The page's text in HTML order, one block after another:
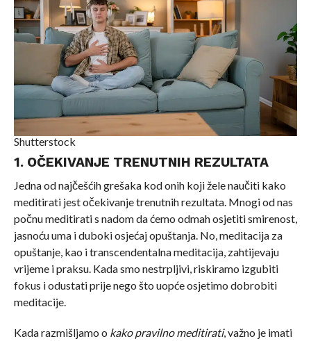
Shutterstock
1. OČEKIVANJE TRENUTNIH REZULTATA
Jedna od najčešćih grešaka kod onih koji žele naučiti kako
meditirati jest očekivanje trenutnih rezultata. Mnogi od nas
počnu meditirati s nadom da ćemo odmah osjetiti smirenost,
jasnoću uma i duboki osjećaj opuštanja. No, meditacija za
opuštanje, kao i transcendentalna meditacija, zahtijevaju
vrijeme i praksu. Kada smo nestrpljivi, riskiramo izgubiti
fokus i odustati prije nego što uopće osjetimo dobrobiti
meditacije.
Kada razmišljamo o kako pravilno meditirati, važno je imati